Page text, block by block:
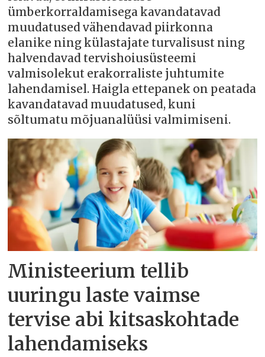
ümberkorraldamisega kavandatavad
muudatused vähendavad piirkonna
elanike ning külastajate turvalisust ning
halvendavad tervishoiusüsteemi
valmisolekut erakorraliste juhtumite
lahendamisel. Haigla ettepanek on peatada
kavandatavad muudatused, kuni
sõltumatu mõjuanalüüsi valmimiseni.
Ministeerium tellib
uuringu laste vaimse
tervise abi kitsaskohtade
lahendamiseks